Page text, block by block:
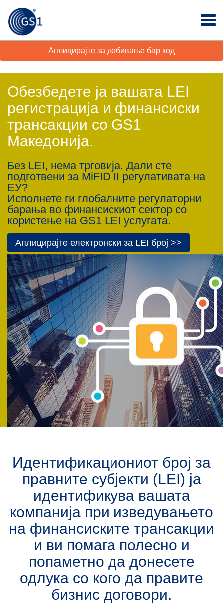
Аплицирајте за добивање бар код
Обезбедете ја вашата LEI
регистрација и финансиски
трансакции со GS1
Македонија.
Без LEI, нема трговија. Дали сте
подготвени за MiFID II регулативата на
ЕУ?
Исполнете ги глобалните регулаторни
барања во финансискиот сектор со
користење на GS1 LEI услугата.
Аплицирајте електронски за LEI број >>
Идентификациониот број за
правните субјекти (LEI) ja
идентификува вашата
компанија при изведувањето
на финансиските трансакции
и ви помага полесно и
попаметно да донесете
одлука со кого да правите
бизнис договори.